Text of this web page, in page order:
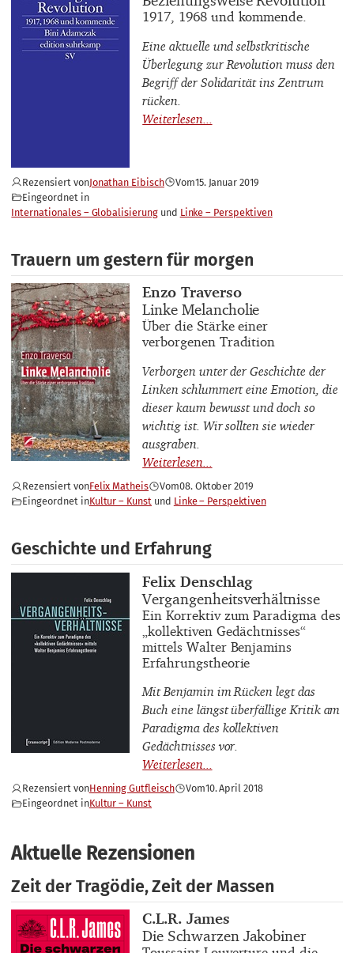
Buchuntertitel
1917, 1968 und kommende.
Eine aktuelle und selbstkritische
Überlegung zur Revolution muss den
Begriff der Solidarität ins Zentrum
rücken.
Rezensiert vonJonathan Eibisch Vom15. Januar 2019
Eingeordnet in
Internationales – Globalisierung
Linke – Perspektiven
Trauern um gestern für morgen
Buchautor_innen
Enzo Traverso
Buchtitel
Linke Melancholie
Buchuntertitel
Über die Stärke einer
verborgenen Tradition
Verborgen unter der Geschichte der
Linken schlummert eine Emotion, die
dieser kaum bewusst und doch so
wichtig ist. Wir sollten sie wieder
ausgraben.
Rezensiert vonFelix Matheis Vom08. Oktober 2019
Eingeordnet inKultur – Kunst Linke – Perspektiven
Geschichte und Erfahrung
Buchautor_innen
Felix Denschlag
Buchtitel
Vergangenheitsverhältnisse
Buchuntertitel
Ein Korrektiv zum Paradigma des
„kollektiven Gedächtnisses“
mittels Walter Benjamins
Erfahrungstheorie
Mit Benjamin im Rücken legt das
Buch eine längst überfällige Kritik am
Paradigma des kollektiven
Gedächtnisses vor.
Rezensiert vonHenning Gutfleisch Vom10. April 2018
Eingeordnet inKultur – Kunst
Aktuelle Rezensionen
Zeit der Tragödie, Zeit der Massen
Buchautor_innen
C.L.R. James
Buchtitel
Die Schwarzen Jakobiner